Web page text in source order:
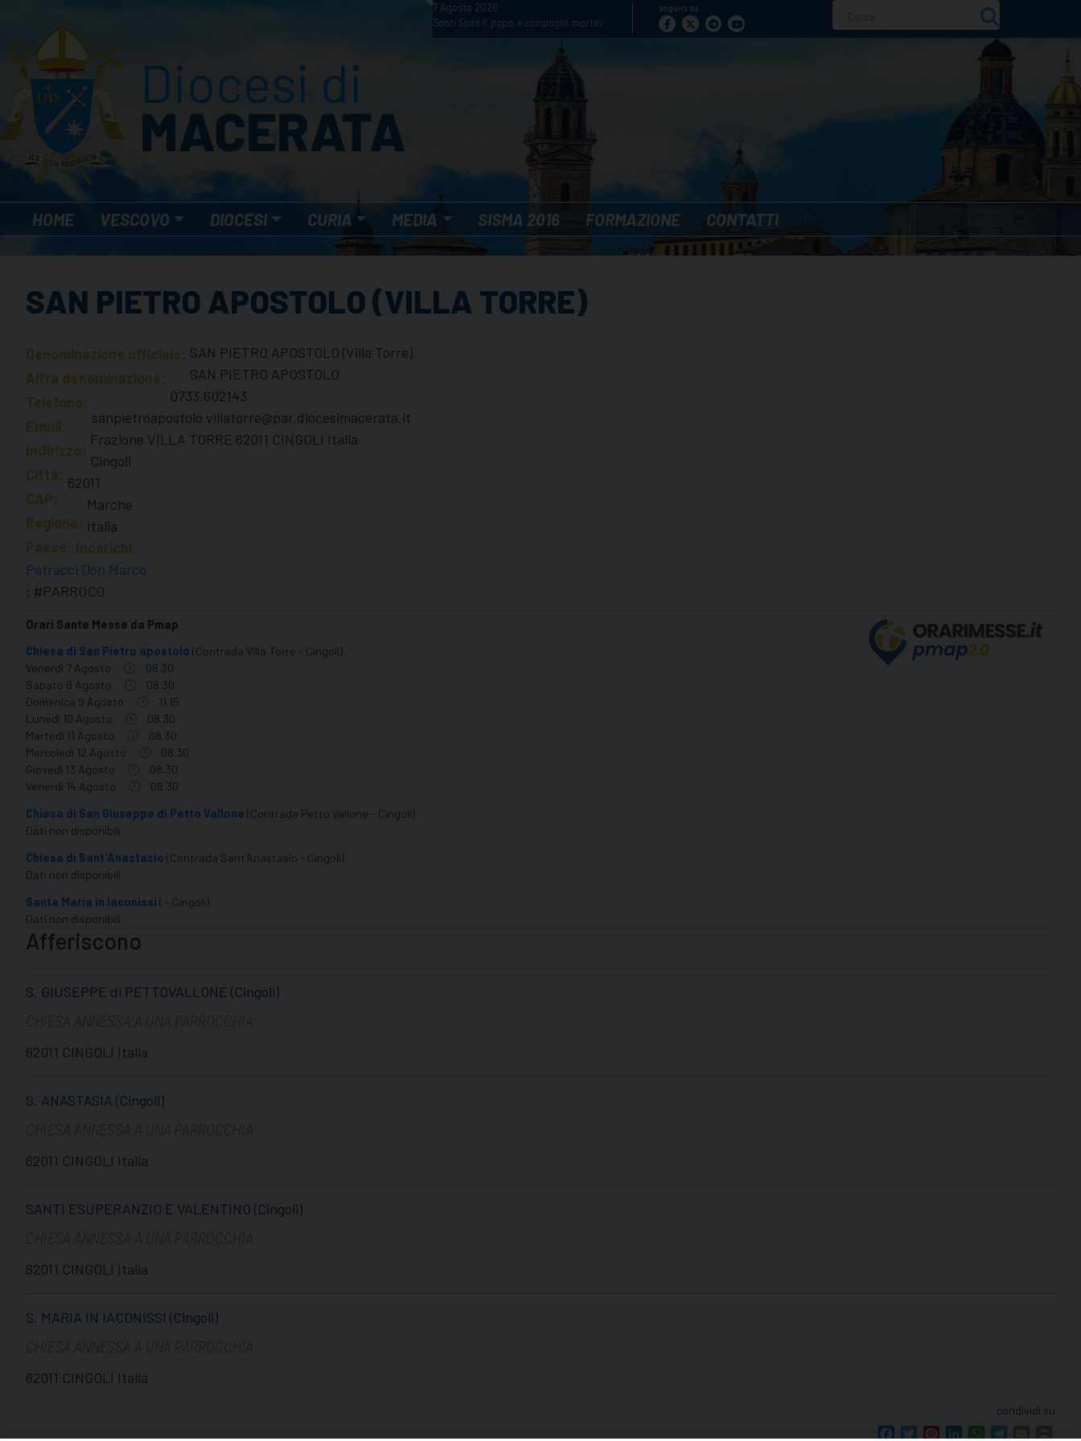
content
7 Agosto 2026
Santi Sisto II, papa, e compagni, martiri
seguici su
per:
HOME VESCOVO DIOCESI CURIA MEDIA SISMA 2016 FORMAZIONE CONTATTI
SAN PIETRO APOSTOLO (VILLA TORRE)
Denominazione ufficiale: SAN PIETRO APOSTOLO (Villa Torre)
Altra denominazione:
SAN PIETRO APOSTOLO
Telefono:
0733.602143
Email:
sanpietroapostolo.villatorre@par.diocesimacerata.it
Indirizzo:
Frazione VILLA TORRE 62011 CINGOLI Italia
Città:
Cingoli
CAP:
62011
Regione:
Marche
Paese:
Italia
Incarichi
Petracci Don Marco
: #PARROCO
Orari Sante Messe da Pmap
Chiesa di San Pietro apostolo (Contrada Villa Torre - Cingoli)
Venerdì 7 Agosto
08.30
Sabato 8 Agosto
08.30
Domenica 9 Agosto
11.15
Lunedì 10 Agosto
08.30
Martedì 11 Agosto
08.30
Mercoledì 12 Agosto
08.30
Giovedì 13 Agosto
08.30
Venerdì 14 Agosto
08.30
Chiesa di San Giuseppe di Petto Vallone (Contrada Petto Vallone - Cingoli)
Dati non disponibili
Chiesa di Sant'Anastasio (Contrada Sant'Anastasio - Cingoli)
Dati non disponibili
Santa Maria in Iaconissi ( - Cingoli)
Dati non disponibili
Afferiscono
S. GIUSEPPE di PETTOVALLONE (Cingoli)
62011 CINGOLI Italia
S. ANASTASIA (Cingoli)
62011 CINGOLI Italia
SANTI ESUPERANZIO E VALENTINO (Cingoli)
62011 CINGOLI Italia
S. MARIA IN IACONISSI (Cingoli)
62011 CINGOLI Italia
condividi su
FacebookTwitterPinterestLinkedInWhatsApp